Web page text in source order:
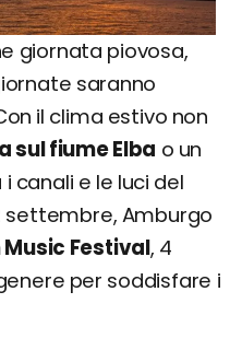
giornata piovosa,
saranno
il clima estivo non
sul fiume Elba o un
i canali e le luci del
settembre, Amburgo
Festival, 4
per soddisfare i